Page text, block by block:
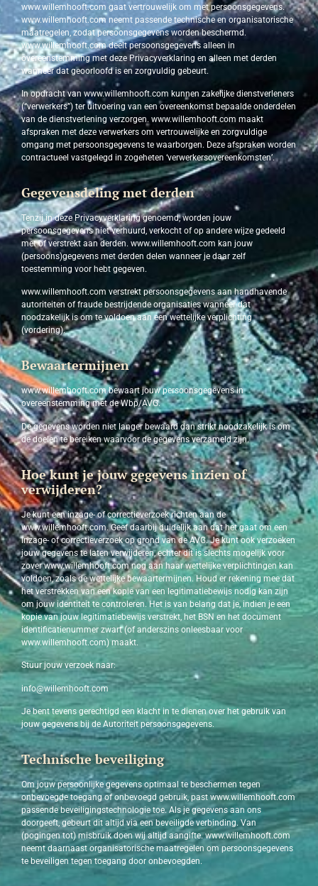
www.willemhooft.com gaat vertrouwelijk om met persoonsgegevens.
www.willemhooft.com neemt passende technische en organisatorische
maatregelen, zodat persoonsgegevens worden beschermd.
www.willemhooft.com deelt persoonsgegevens alleen in
overeenstemming met deze Privacyverklaring en alleen met derden
wanneer dat geoorloofd is en zorgvuldig gebeurt.
In opdracht van www.willemhooft.com kunnen zakelijke dienstverleners
(“verwerkers”) ter uitvoering van een overeenkomst bepaalde onderdelen
van de dienstverlening verzorgen. www.willemhooft.com maakt
afspraken met deze verwerkers om vertrouwelijke en zorgvuldige
omgang met persoonsgegevens te waarborgen. Deze afspraken worden
contractueel vastgelegd in zogeheten ‘verwerkersovereenkomsten’.
Gegevensdeling met derden
Tenzij in deze Privacyverklaring genoemd, worden jouw
persoonsgegevens niet verhuurd, verkocht of op andere wijze gedeeld
met of verstrekt aan derden. www.willemhooft.com kan jouw
(persoons)gegevens met derden delen wanneer je daar zelf
toestemming voor hebt gegeven.
www.willemhooft.com verstrekt persoonsgegevens aan handhavende
autoriteiten of fraude bestrijdende organisaties wanneer dat
noodzakelijk is om te voldoen aan een wettelijke verplichting
(vordering).
Bewaartermijnen
www.willemhooft.com bewaart jouw persoonsgegevens in
overeenstemming met de Wbp/AVG.
De gegevens worden niet langer bewaard dan strikt noodzakelijk is om
de doelen te bereiken waarvoor de gegevens verzameld zijn.
Hoe kunt je jouw gegevens inzien of
verwijderen?
Je kunt een inzage- of correctieverzoek richten aan de
www.willemhooft.com. Geef daarbij duidelijk aan dat het gaat om een
inzage- of correctieverzoek op grond van de AVG. Je kunt ook verzoeken
jouw gegevens te laten verwijderen, echter dit is slechts mogelijk voor
zover www.willemhooft.com nog aan haar wettelijke verplichtingen kan
voldoen, zoals de wettelijke bewaartermijnen. Houd er rekening mee dat
het verstrekken van een kopie van een legitimatiebewijs nodig kan zijn
om jouw identiteit te controleren. Het is van belang dat je, indien je een
kopie van jouw legitimatiebewijs verstrekt, het BSN en het document
identificatienummer zwart (of anderszins onleesbaar voor
www.willemhooft.com) maakt.
Stuur jouw verzoek naar:
info@willemhooft.com
Je bent tevens gerechtigd een klacht in te dienen over het gebruik van
jouw gegevens bij de Autoriteit persoonsgegevens.
Technische beveiliging
Om jouw persoonlijke gegevens optimaal te beschermen tegen
onbevoegde toegang of onbevoegd gebruik, past www.willemhooft.com
passende beveiligingstechnologie toe. Als je gegevens aan ons
doorgeeft, gebeurt dit altijd via een beveiligde verbinding. Van
(pogingen tot) misbruik doen wij altijd aangifte. www.willemhooft.com
neemt daarnaast organisatorische maatregelen om persoonsgegevens
te beveiligen tegen toegang door onbevoegden.